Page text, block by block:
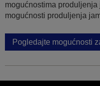
mogućnostima
mogućnosti produljenja
Pogledajte mogućnosti